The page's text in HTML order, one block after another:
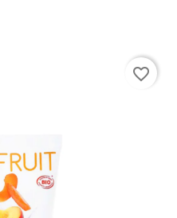
favorite_border